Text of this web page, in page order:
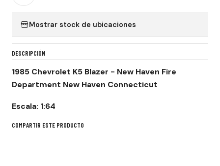
Mostrar stock de ubicaciones
DESCRIPCIÓN
1985 Chevrolet K5 Blazer - New Haven Fire
Department New Haven Connecticut
Escala: 1:64
COMPARTIR ESTE PRODUCTO